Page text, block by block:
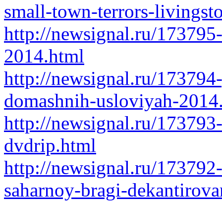
small-town-terrors-
http://newsignal.ru/
2014.html
http://newsignal.ru/
domashnih-usloviyah-
http://newsignal.ru/
dvdrip.html
http://newsignal.ru/
saharnoy-bragi-